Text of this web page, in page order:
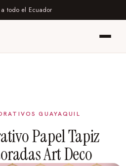
a todo el Ecuador
Papel Tapiz
Art Deco